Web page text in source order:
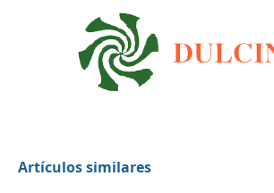
Artículos similares